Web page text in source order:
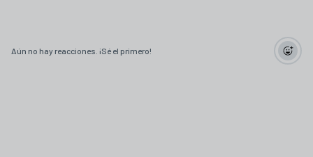
Aún no hay reacciones. ¡Sé el primero!